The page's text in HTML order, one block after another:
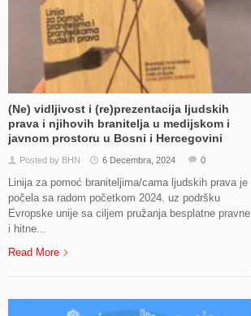
(Ne) vidljivost i (re)prezentacija ljudskih
prava i njihovih branitelja u medijskom i
javnom prostoru u Bosni i Hercegovini
Posted by BHN 6 Decembra, 2024 0
Linija za pomoć braniteljima/cama ljudskih prava je
počela sa radom početkom 2024. uz podršku
Evropske unije sa ciljem pružanja besplatne pravne
i hitne...
Read More